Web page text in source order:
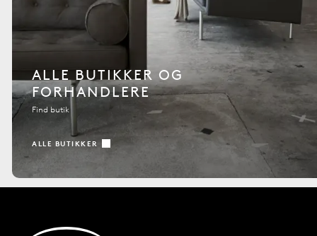
ALLE BUTIKKER OG
FORHANDLERE
Find butik
ALLE BUTIKKER